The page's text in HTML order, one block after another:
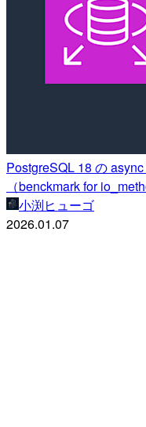
PostgreSQL 18 の
（benckmark for
小渕ヒューゴ
2026.01.07